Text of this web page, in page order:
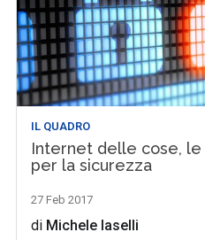
IL QUADRO
Internet delle cose,
per la sicurezza
27 Feb 2017
di Michele Iaselli